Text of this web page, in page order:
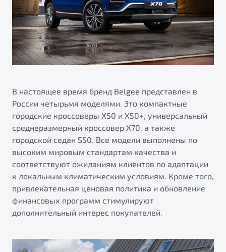
Обзор В наличии
В настоящее время бренд Belgee представлен в
России четырьмя моделями. Это компактные
городские кроссоверы X50 и X50+, универсальный
среднеразмерный кроссовер X70, а также
городской седан S50. Все модели выполнены по
высоким мировым стандартам качества и
соответствуют ожиданиям клиентов по адаптации
к локальным климатическим условиям. Кроме того,
привлекательная ценовая политика и обновление
финансовых программ стимулируют
дополнительный интерес покупателей.